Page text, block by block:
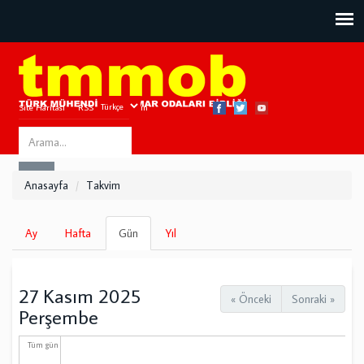
Site Haritası RSS Bize Ulaşın
Search
this
Anasayfa Takvim
Birincil
sekmeler
Ay Hafta Gün
sekme)
Yıl
« Önceki Sonraki »
27 Kasım 2025
Perşembe
Tüm gün